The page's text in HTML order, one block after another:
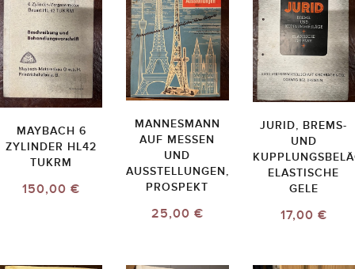
MAYBACH 6
ZYLINDER HL42
TUKRM
150,00 €
MANNESMANN
AUF MESSEN
UND
AUSSTELLUNGEN,
PROSPEKT
25,00 €
JURID, BREMS-
UND
ELASTISCHE
GELE
17,00 €